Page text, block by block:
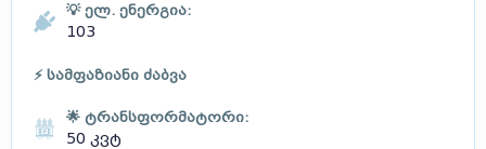
💡 ელ. ენერგია:
103
⚡ სამფაზიანი ძაბვა
🌟 ტრანსფორმატორი:
50 კვტ